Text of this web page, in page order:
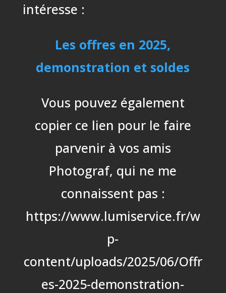
intéresse :
Les offres en 2025,
demonstration et soldes
Vous pouvez également
copier ce lien pour le faire
parvenir à vos amis
Photograf, qui ne me
connaissent pas :
https://www.lumiservice.fr/w
p-
content/uploads/2025/06/Offr
es-2025-demonstration-